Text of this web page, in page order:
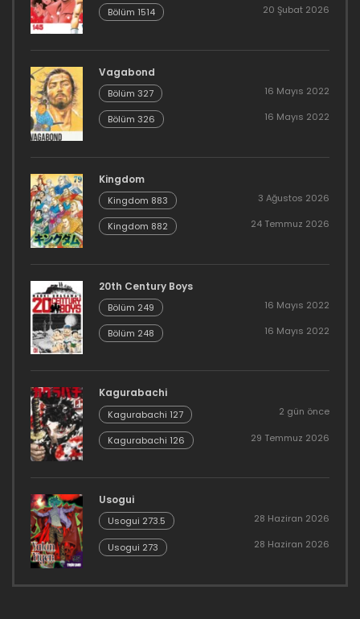
Bölüm 1514 20 Şubat 2026
Vagabond
Bölüm 327 16 Mayıs 2022
Bölüm 326 16 Mayıs 2022
Kingdom
Kingdom 883 3 Ağustos 2026
Kingdom 882 24 Temmuz 2026
20th Century Boys
Bölüm 249 16 Mayıs 2022
Bölüm 248 16 Mayıs 2022
Kagurabachi
Kagurabachi 127 2 gün önce
Kagurabachi 126 29 Temmuz 2026
Usogui
Usogui 273.5 28 Haziran 2026
Usogui 273 28 Haziran 2026